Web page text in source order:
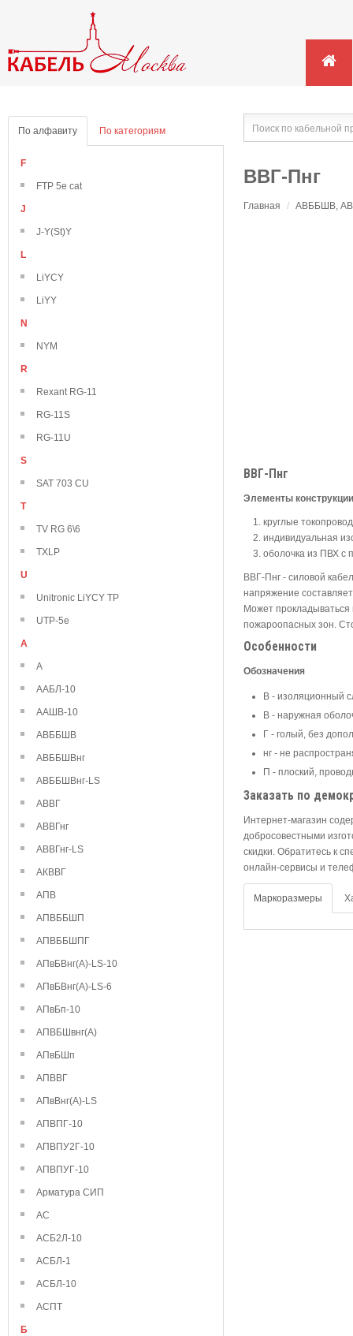
По алфавиту По категориям
F
FTP 5e cat
J
J-Y(St)Y
L
LiYCY
LiYY
N
NYM
R
Rexant RG-11
RG-11S
RG-11U
S
SAT 703 CU
T
TV RG 6\6
TXLP
U
Unitronic LiYCY TP
UTP-5e
А
А
ААБЛ-10
ААШВ-10
АВББШВ
АВББШВнг
АВББШВнг-LS
АВВГ
АВВГнг
АВВГнг-LS
АКВВГ
АПВ
АПВББШП
АПВББШПГ
АПвБВнг(А)-LS-10
АПвБВнг(А)-LS-6
АПвБп-10
АПВБШвнг(А)
АПвБШп
АПВВГ
АПвВнг(А)-LS
АПВПГ-10
АПВПУ2Г-10
АПВПУГ-10
Арматура СИП
АС
АСБ2Л-10
АСБЛ-1
АСБЛ-10
АСПТ
Б
ВВГ-Пнг
Главная / АВББШВ,
ВВГ-Пнг
Элементы конструкции
круглые
индивидуальная
оболочка из ПВХ с
ВВГ-Пнг - силовой
напряжение
Может
пожароопасных зон.
Особенности
Обозначения
В - изоляционный
В - наружная
Г - голый, без
нг - не
П - плоский,
Заказать по
Интернет-магазин
добросовестными
скидки. Обратитесь к
онлайн-сервисы и
Маркоразмеры